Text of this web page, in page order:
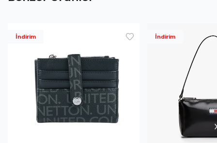
İndirim İndirim